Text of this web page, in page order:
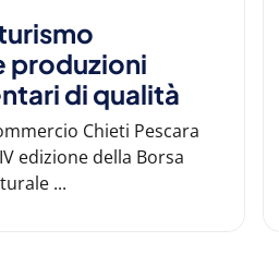
produzioni
di qualità
Chieti Pescara
edizione della Borsa
...